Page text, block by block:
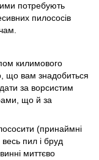
потребують
пилососів
килимового
що вам знадобиться
за ворсистим
що й за
(принаймні
пил і бруд
миттєво